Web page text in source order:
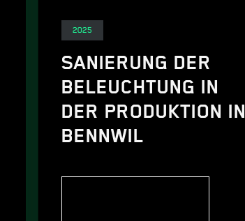
Elektro
SANIERUNG DER
BELEUCHTUNG IN
DER PRODUKTION IN
BENNWIL
2025